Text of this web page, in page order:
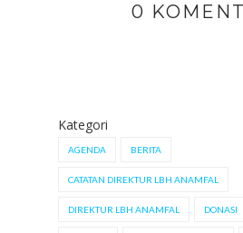
0
Kategori
AGENDA BERITA
CATATAN DIREKTUR LBH ANAMFAL
DIREKTUR LBH ANAMFAL DONASI